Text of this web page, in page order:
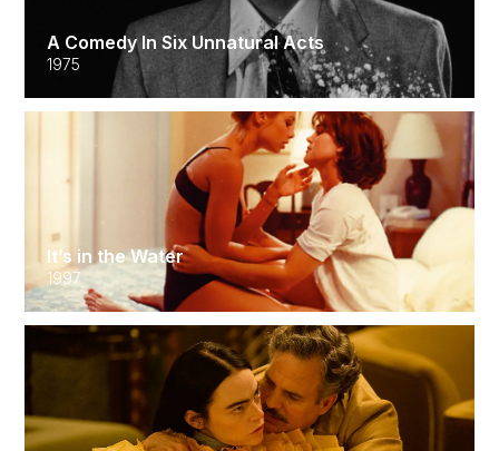
A Comedy In Six Unnatural Acts
1975
It’s in the Water
1997